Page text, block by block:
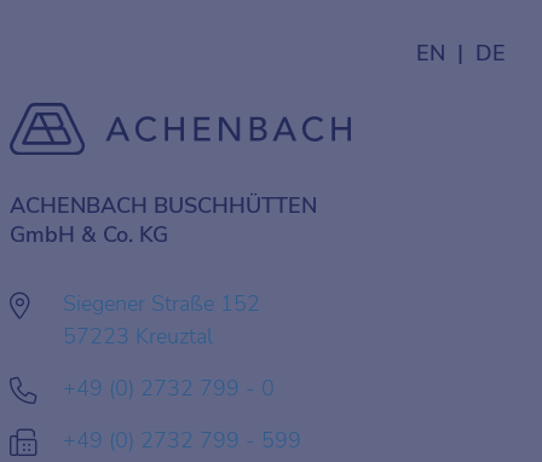
EN DE
ACHENBACH BUSCHHÜTTEN
GmbH & Co. KG
Siegener Straße 152
57223 Kreuztal
+49 (0) 2732 799 - 0
+49 (0) 2732 799 - 599